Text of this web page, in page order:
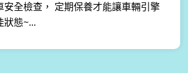
安全檢查， 定期保養才能讓車輛引擎
狀態~...